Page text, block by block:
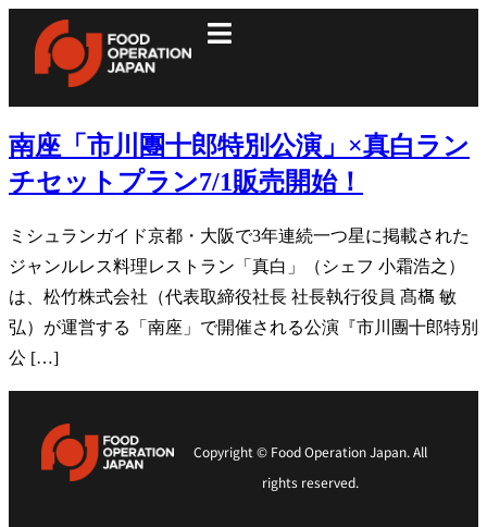
南座「市川團十郎特別公演」×真白ラン
チセットプラン7/1販売開始！
ミシュランガイド京都・大阪で3年連続一つ星に掲載された
ジャンルレス料理レストラン「真白」（シェフ 小霜浩之）
は、松竹株式会社（代表取締役社長 社長執行役員 髙𣘺 敏
弘）が運営する「南座」で開催される公演『市川團十郎特別
公 […]
Copyright © Food Operation Japan. All
rights reserved.